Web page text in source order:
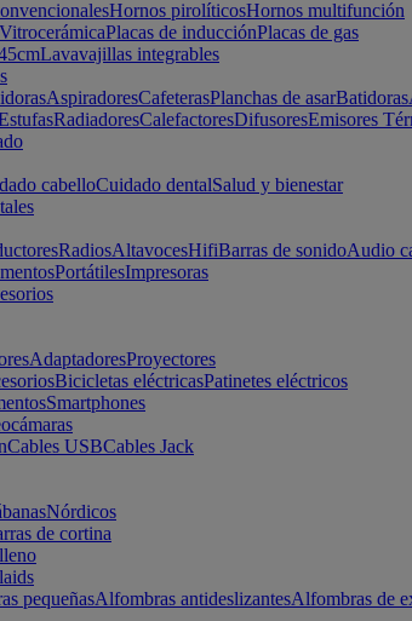
Hornos pirolíticosHornos multifunción
VitrocerámicaPlacas de inducciónPlacas de gas
Lavavajillas integrables
AspiradoresCafeterasPlanchas de asarBatidoras
RadiadoresCalefactoresDifusoresEmisores
cabelloCuidado dentalSalud y bienestar
RadiosAltavocesHifiBarras de sonidoAudio
PortátilesImpresoras
AdaptadoresProyectores
Bicicletas eléctricasPatinetes eléctricos
Smartphones
Cables USBCables Jack
Nórdicos
de cortina
pequeñasAlfombras antideslizantesAlfombras de